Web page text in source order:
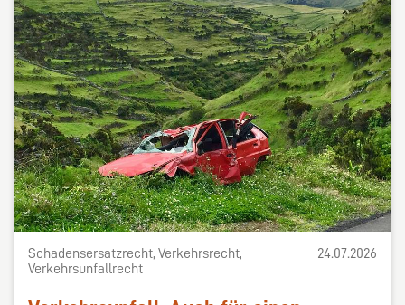
Schadensersatzrecht, Verkehrsrecht,
Verkehrsunfallrecht
24.07.2026